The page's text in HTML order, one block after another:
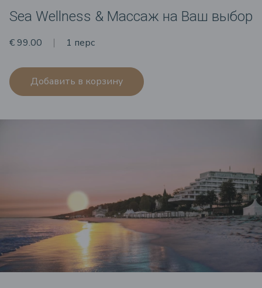
Sea Wellness & Массаж на Ваш выбор
€ 99.00 1 перс
Добавить в корзину